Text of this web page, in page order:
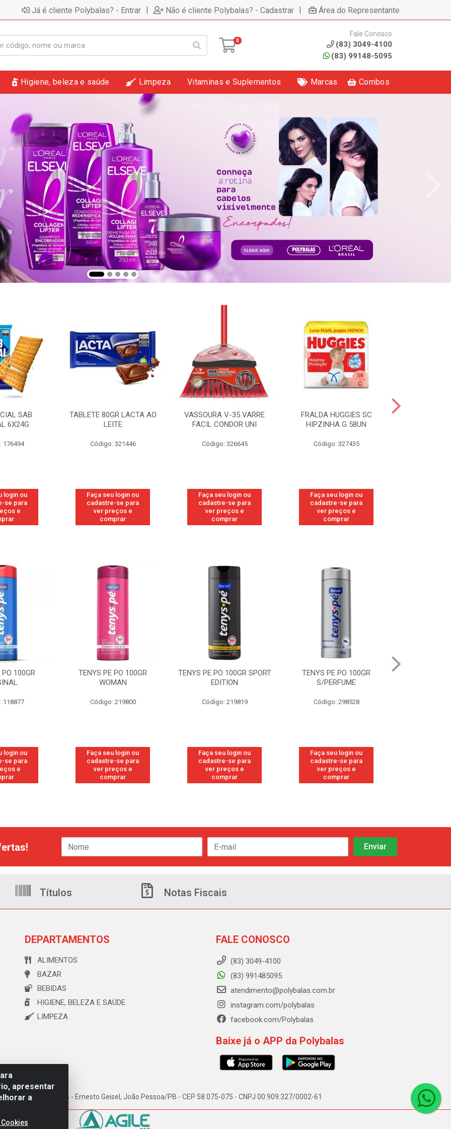
Já é cliente Polybalas? - Entrar | Não é cliente Polybalas? - Cadastrar | Área do Representante
0
Fale Conosco
(83) 3049-4100
(83) 99148-5095
Higiene, beleza e saúde Limpeza Vitaminas e Suplementos Marcas Combos
SAB
6X24G
176494
login ou
se para
e
TABLETE 80GR LACTA AO
LEITE
Código: 321446
Faça seu login ou
cadastre-se para
ver preços e
comprar
VASSOURA V-35 VARRE
FACIL CONDOR UNI
Código: 326645
Faça seu login ou
cadastre-se para
ver preços e
comprar
FRALDA HUGGIES SC
HIPZINHA G 58UN
Código: 327435
Faça seu login ou
cadastre-se para
ver preços e
comprar
100GR
118877
login ou
se para
e
TENYS PE PO 100GR
WOMAN
Código: 219800
Faça seu login ou
cadastre-se para
ver preços e
comprar
TENYS PE PO 100GR SPORT
EDITION
Código: 219819
Faça seu login ou
cadastre-se para
ver preços e
comprar
TENYS PE PO 100GR
S/PERFUME
Código: 298528
Faça seu login ou
cadastre-se para
ver preços e
comprar
apresentar
a
Títulos Notas Fiscais
DEPARTAMENTOS
ALIMENTOS
BAZAR
BEBIDAS
HIGIENE, BELEZA E SAÚDE
LIMPEZA
FALE CONOSCO
(83) 3049-4100
(83) 991485095
atendimento@polybalas.com.br
instagram.com/polybalas
facebook.com/Polybalas
Baixe já o APP da Polybalas
173 Galpão B - Ernesto Geisel, João Pessoa/PB - CEP 58.075-075 - CNPJ 00.909.327/0002-61